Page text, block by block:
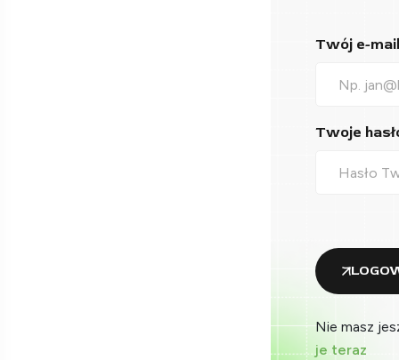
Twój e-
Twoje
Nie masz
je teraz